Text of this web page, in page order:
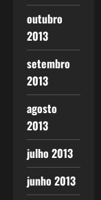
outubro
2013
setembro
2013
agosto
2013
julho 2013
junho 2013